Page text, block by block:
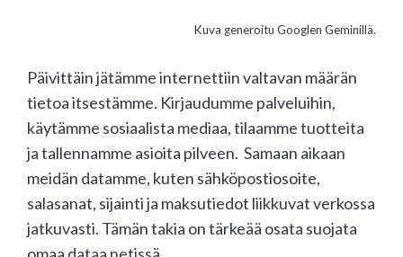
Kuva generoitu Googlen Geminillä.
Päivittäin jätämme internettiin valtavan määrän
tietoa itsestämme. Kirjaudumme palveluihin,
käytämme sosiaalista mediaa, tilaamme tuotteita
ja tallennamme asioita pilveen. Samaan aikaan
meidän datamme, kuten sähköpostiosoite,
salasanat, sijainti ja maksutiedot liikkuvat verkossa
jatkuvasti. Tämän takia on tärkeää osata suojata